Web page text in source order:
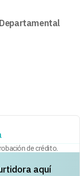
de crédito.
aquí